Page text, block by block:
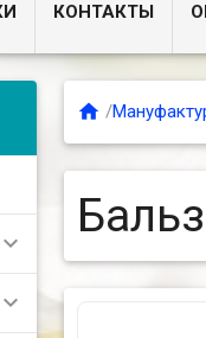
КОНТАКТЫ
 /